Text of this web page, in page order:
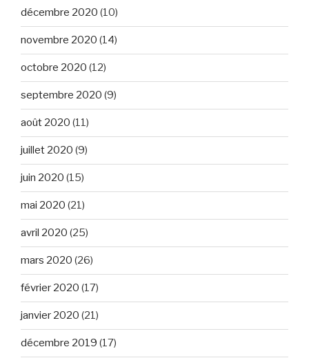
décembre 2020 (10)
novembre 2020 (14)
octobre 2020 (12)
septembre 2020 (9)
août 2020 (11)
juillet 2020 (9)
juin 2020 (15)
mai 2020 (21)
avril 2020 (25)
mars 2020 (26)
février 2020 (17)
janvier 2020 (21)
décembre 2019 (17)